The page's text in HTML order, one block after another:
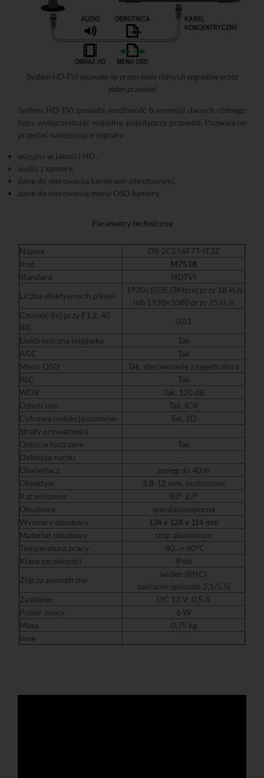
System HD-TVI pozwala na przesyłanie różnych sygnałów przez
jeden przewód
System HD-TVI posiada możliwość transmisji danych różnego
typu, wykorzystując wspólny, pojedynczy przewód. Pozwala on
przesłać następujące sygnały:
wizyjny w jakości HD,
audio z kamery,
dane do sterowania kamerami obrotowymi,
dane do sterowania menu OSD kamery.
Parametry techniczne
Nazwa
DS-2CE56F7T-IT3Z
Kod
M7518
Standard
HDTVI
Liczba efektywnych pikseli
1920x1536 (3Mpix) przy 18 kl./s
lub 1920×1080 przy 25 kl./s
Czułość (lx) przy F1,2, 40
IRE
0,01
Elektroniczna migawka
Tak
AGC
Tak
Menu OSD
Tak, sterownanie z rejestratora
BLC
Tak
WDR
Tak, 120 dB
Dzień/ noc
Tak, ICR
Cyfrowa redukcja szumów
Tak, 2D
Strefy prywatności
-
Odbicie lustrzane
Tak
Detekcja ruchu
-
Oświetlacz
zasięg do 40 m
Obiektyw
2.8-12 mm, motozoom
Kąt widzenia
83°-27°
Obudowa
wandaloodporna
Wymiary obudowy
134 x 124 x 114 mm
Materiał obudowy
stop aluminium
Temperatura pracy
-40...+ 60°C
Klasa szczelności
IP66
Złącza zewnętrzne
wideo (BNC)
zasilanie (gniazdo 2,1/5,5)
Zasilanie
DC 12 V; 0,5 A
Pobór mocy
6 W
Masa
0,75 kg
Inne
-